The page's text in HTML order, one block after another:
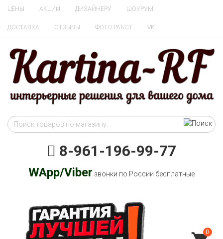
ЦЕНЫ АКЦИИ ДИЗАЙНЕРУ ШОУРУМ
ДОСТАВКА ОТЗЫВЫ ФОТО РАБОТ VK
8-961-196-99-77
WApp/Viber звонки по России бесплатные
0